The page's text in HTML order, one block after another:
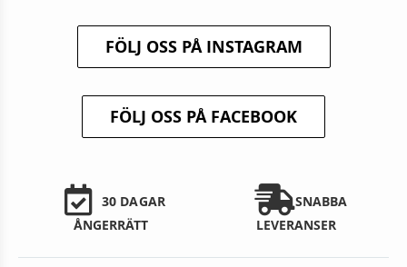
FÖLJ OSS PÅ INSTAGRAM
FÖLJ OSS PÅ FACEBOOK
30 DAGAR
ÅNGERRÄTT
SNABBA
LEVERANSER